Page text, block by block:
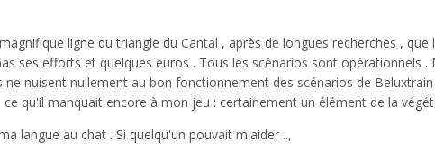
ligne du triangle du Cantal , après de longues recherches ,
ses efforts et quelques euros . Tous les scénarios sont
ne nuisent nullement au bon fonctionnement des scénarios de
qu'il manquait encore à mon jeu : certainement un élément de la
langue au chat . Si quelqu'un pouvait m'aider ..,